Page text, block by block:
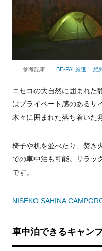
参考記事：「 BE-PAL厳選！ 絶
ニセコの大自然に囲まれた
はプライベート感のあるサ
木々に囲まれた落ち着いた
椅子や机を並べたり、焚き
での車中泊も可能。リラッ
です。
NISEKO SAHINA
車中泊できるキャン